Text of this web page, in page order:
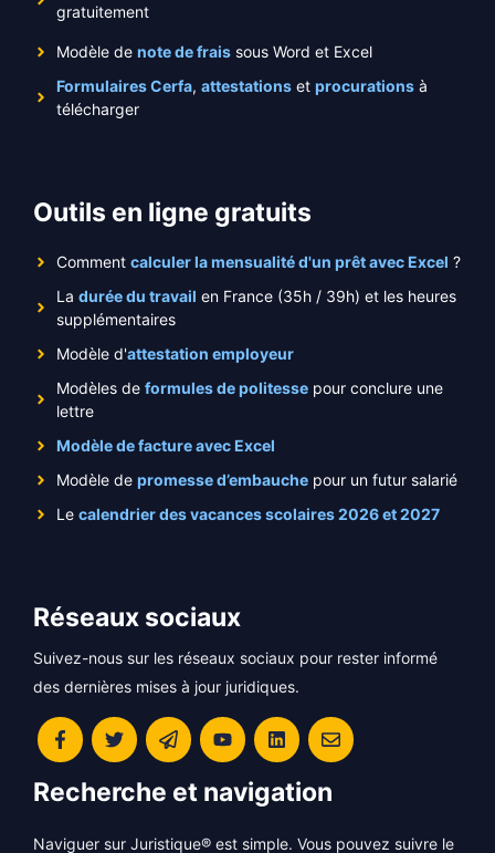
gratuitement
Modèle de note de frais sous Word et Excel
Formulaires Cerfa, attestations et procurations à
télécharger
Outils en ligne gratuits
Comment calculer la mensualité d'un prêt avec Excel ?
La durée du travail en France (35h / 39h) et les heures
supplémentaires
Modèle d'attestation employeur
Modèles de formules de politesse pour conclure une
lettre
Modèle de facture avec Excel
Modèle de promesse d’embauche pour un futur salarié
Le calendrier des vacances scolaires 2026 et 2027
Réseaux sociaux
Suivez-nous sur les réseaux sociaux pour rester informé
des dernières mises à jour juridiques.
Recherche et navigation
Naviguer sur Juristique® est simple. Vous pouvez suivre le